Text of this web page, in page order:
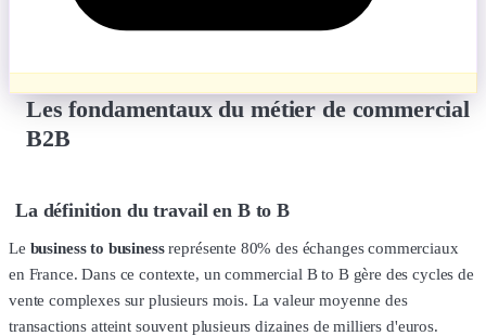
Les fondamentaux du métier de commercial
B2B
La définition du travail en B to B
Le business to businessreprésente 80% des échanges commerciaux
en France. Dans ce contexte, un commercial B to B gère des cycles de
vente complexes sur plusieurs mois. La valeur moyenne des
transactions atteint souvent plusieurs dizaines de milliers d'euros.